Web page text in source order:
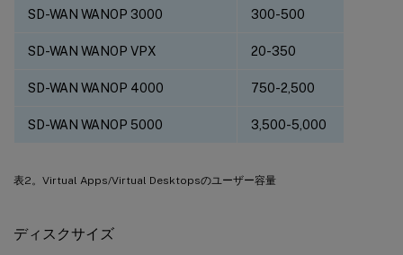
SD-WAN WANOP 3000 300-500
SD-WAN WANOP VPX 20-350
SD-WAN WANOP 4000 750-2,500
SD-WAN WANOP 5000 3,500-5,000
表2。Virtual Apps/Virtual Desktopsのユーザー容量
ディスクサイズ